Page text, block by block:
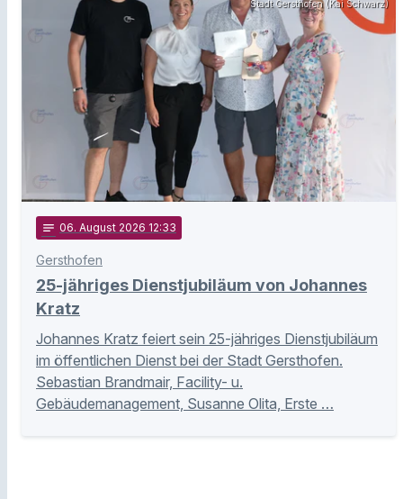
Stadt Gersthofen (Kai Schwarz)
notes 06. August 2026 12:33
Gersthofen
25-jähriges Dienstjubiläum von Johannes
Kratz
Johannes Kratz feiert sein 25-jähriges Dienstjubiläum
im öffentlichen Dienst bei der Stadt Gersthofen.
Sebastian Brandmair, Facility- u.
Gebäudemanagement, Susanne Olita, Erste …